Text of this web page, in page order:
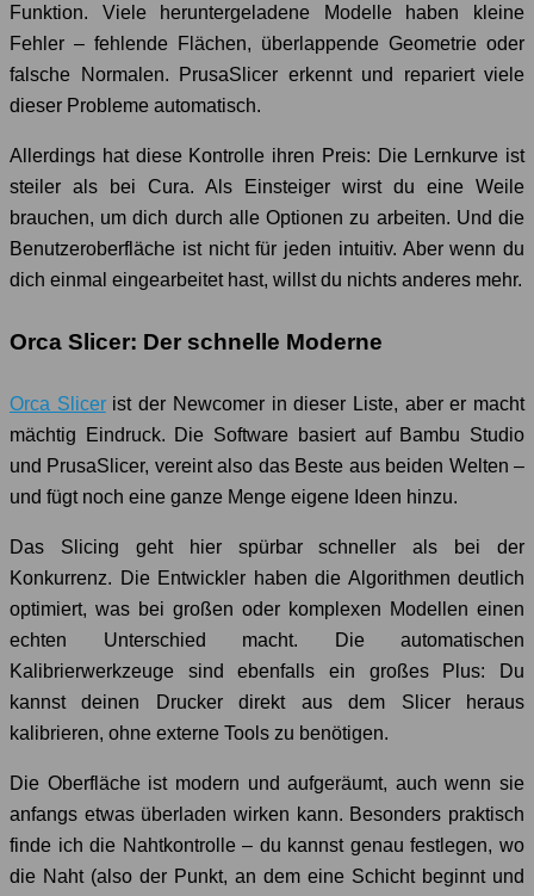
Funktion. Viele heruntergeladene Modelle haben kleine
Fehler – fehlende Flächen, überlappende Geometrie oder
falsche Normalen. PrusaSlicer erkennt und repariert viele
dieser Probleme automatisch.
Allerdings hat diese Kontrolle ihren Preis: Die Lernkurve ist
steiler als bei Cura. Als Einsteiger wirst du eine Weile
brauchen, um dich durch alle Optionen zu arbeiten. Und die
Benutzeroberfläche ist nicht für jeden intuitiv. Aber wenn du
dich einmal eingearbeitet hast, willst du nichts anderes mehr.
Orca Slicer: Der schnelle Moderne
Orca Slicerist der Newcomer in dieser Liste, aber er macht
mächtig Eindruck. Die Software basiert auf Bambu Studio
und PrusaSlicer, vereint also das Beste aus beiden Welten –
und fügt noch eine ganze Menge eigene Ideen hinzu.
Das Slicing geht hier spürbar schneller als bei der
Konkurrenz. Die Entwickler haben die Algorithmen deutlich
optimiert, was bei großen oder komplexen Modellen einen
echten Unterschied macht. Die automatischen
Kalibrierwerkzeuge sind ebenfalls ein großes Plus: Du
kannst deinen Drucker direkt aus dem Slicer heraus
kalibrieren, ohne externe Tools zu benötigen.
Die Oberfläche ist modern und aufgeräumt, auch wenn sie
anfangs etwas überladen wirken kann. Besonders praktisch
finde ich die Nahtkontrolle – du kannst genau festlegen, wo
die Naht (also der Punkt, an dem eine Schicht beginnt und